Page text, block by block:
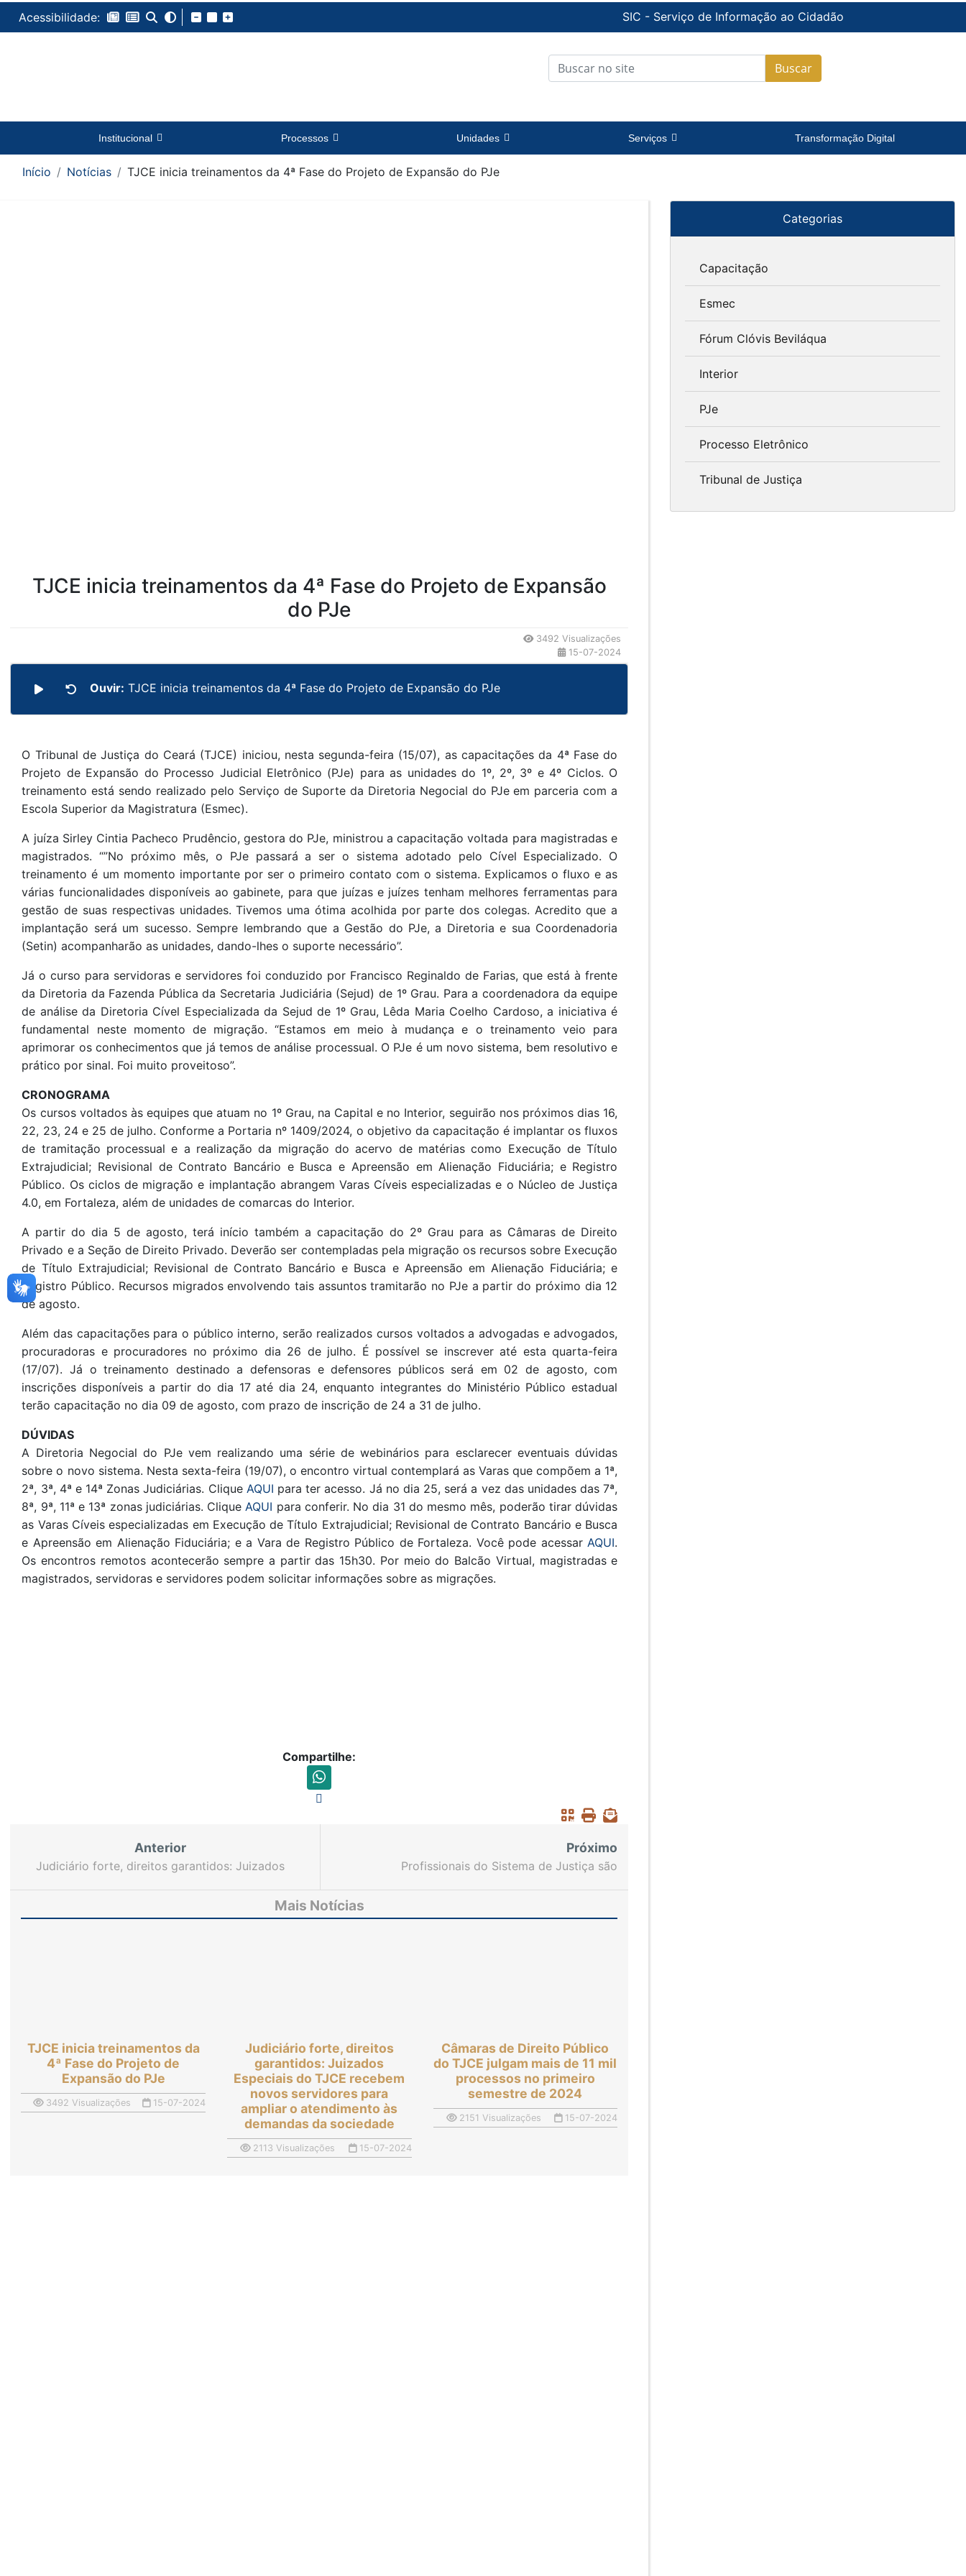
Acessibilidade: SIC - Serviço de Informação ao Cidadão
Buscar
Institucional Processos Unidades Serviços Transformação Digital
Início Notícias TJCE inicia treinamentos da 4ª Fase do Projeto de Expansão do PJe
TJCE inicia treinamentos da 4ª Fase do Projeto de Expansão
do PJe
3492 Visualizações
15-07-2024
Ouvir: TJCE inicia treinamentos da 4ª Fase do Projeto de Expansão do PJe
O Tribunal de Justiça do Ceará (TJCE) iniciou, nesta segunda-feira (15/07), as capacitações da 4ª Fase do
Projeto de Expansão do Processo Judicial Eletrônico (PJe) para as unidades do 1º, 2º, 3º e 4º Ciclos. O
treinamento está sendo realizado pelo Serviço de Suporte da Diretoria Negocial do PJe em parceria com a
Escola Superior da Magistratura (Esmec).
A juíza Sirley Cintia Pacheco Prudêncio, gestora do PJe, ministrou a capacitação voltada para magistradas e
magistrados. “”No próximo mês, o PJe passará a ser o sistema adotado pelo Cível Especializado. O
treinamento é um momento importante por ser o primeiro contato com o sistema. Explicamos o fluxo e as
várias funcionalidades disponíveis ao gabinete, para que juízas e juízes tenham melhores ferramentas para
gestão de suas respectivas unidades. Tivemos uma ótima acolhida por parte dos colegas. Acredito que a
implantação será um sucesso. Sempre lembrando que a Gestão do PJe, a Diretoria e sua Coordenadoria
(Setin) acompanharão as unidades, dando-lhes o suporte necessário”.
Já o curso para servidoras e servidores foi conduzido por Francisco Reginaldo de Farias, que está à frente
da Diretoria da Fazenda Pública da Secretaria Judiciária (Sejud) de 1º Grau. Para a coordenadora da equipe
de análise da Diretoria Cível Especializada da Sejud de 1º Grau, Lêda Maria Coelho Cardoso, a iniciativa é
fundamental neste momento de migração. “Estamos em meio à mudança e o treinamento veio para
aprimorar os conhecimentos que já temos de análise processual. O PJe é um novo sistema, bem resolutivo e
prático por sinal. Foi muito proveitoso”.
CRONOGRAMA
Os cursos voltados às equipes que atuam no 1º Grau, na Capital e no Interior, seguirão nos próximos dias 16,
22, 23, 24 e 25 de julho. Conforme a Portaria nº 1409/2024, o objetivo da capacitação é implantar os fluxos
de tramitação processual e a realização da migração do acervo de matérias como Execução de Título
Extrajudicial; Revisional de Contrato Bancário e Busca e Apreensão em Alienação Fiduciária; e Registro
Público. Os ciclos de migração e implantação abrangem Varas Cíveis especializadas e o Núcleo de Justiça
4.0, em Fortaleza, além de unidades de comarcas do Interior.
A partir do dia 5 de agosto, terá início também a capacitação do 2º Grau para as Câmaras de Direito
Privado e a Seção de Direito Privado. Deverão ser contempladas pela migração os recursos sobre Execução
de Título Extrajudicial; Revisional de Contrato Bancário e Busca e Apreensão em Alienação Fiduciária; e
Registro Público. Recursos migrados envolvendo tais assuntos tramitarão no PJe a partir do próximo dia 12
de agosto.
Além das capacitações para o público interno, serão realizados cursos voltados a advogadas e advogados,
procuradoras e procuradores no próximo dia 26 de julho. É possível se inscrever até esta quarta-feira
(17/07). Já o treinamento destinado a defensoras e defensores públicos será em 02 de agosto, com
inscrições disponíveis a partir do dia 17 até dia 24, enquanto integrantes do Ministério Público estadual
terão capacitação no dia 09 de agosto, com prazo de inscrição de 24 a 31 de julho.
DÚVIDAS
A Diretoria Negocial do PJe vem realizando uma série de webinários para esclarecer eventuais dúvidas
sobre o novo sistema. Nesta sexta-feira (19/07), o encontro virtual contemplará as Varas que compõem a 1ª,
2ª, 3ª, 4ª e 14ª Zonas Judiciárias. Clique AQUI para ter acesso. Já no dia 25, será a vez das unidades das 7ª,
8ª, 9ª, 11ª e 13ª zonas judiciárias. CliqueAQUI para conferir. No dia 31 do mesmo mês, poderão tirar dúvidas
as Varas Cíveis especializadas em Execução de Título Extrajudicial; Revisional de Contrato Bancário e Busca
e Apreensão em Alienação Fiduciária; e a Vara de Registro Público de Fortaleza. Você pode acessarAQUI.
Os encontros remotos acontecerão sempre a partir das 15h30. Por meio do Balcão Virtual, magistradas e
magistrados, servidoras e servidores podem solicitar informações sobre as migrações.
Compartilhe:
Anterior
Judiciário forte, direitos garantidos: Juizados
para ampliar o atendimento às demandas da
sociedade
Próximo
Profissionais do Sistema de Justiça são
Mais Notícias
TJCE inicia treinamentos da
4ª Fase do Projeto de
Expansão do PJe
3492 Visualizações 15-07-2024
Judiciário forte, direitos
garantidos: Juizados
Especiais do TJCE recebem
novos servidores para
ampliar o atendimento às
demandas da sociedade
2113 Visualizações 15-07-2024
Câmaras de Direito Público
do TJCE julgam mais de 11 mil
processos no primeiro
semestre de 2024
2151 Visualizações 15-07-2024
Categorias
Capacitação
Esmec
Fórum Clóvis Beviláqua
Interior
PJe
Processo Eletrônico
Tribunal de Justiça